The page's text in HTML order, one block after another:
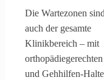
Die Wartezonen
auch der gesamte
Klinikbereich – mit
und Gehhilfen-